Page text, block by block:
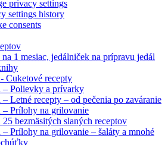
privacy settings
settings history
consents
1 mesiac, jedálniček na prípravu jedál
Cuketové recepty
– Polievky a prívarky
Letné recepty – od pečenia po zaváranie
– Prílohy na grilovanie
bezmäsitých slaných receptov
Prílohy na grilovanie – šaláty a mnohé